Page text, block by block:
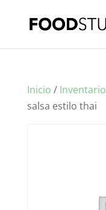
Inicio / Inventario
salsa estilo thai